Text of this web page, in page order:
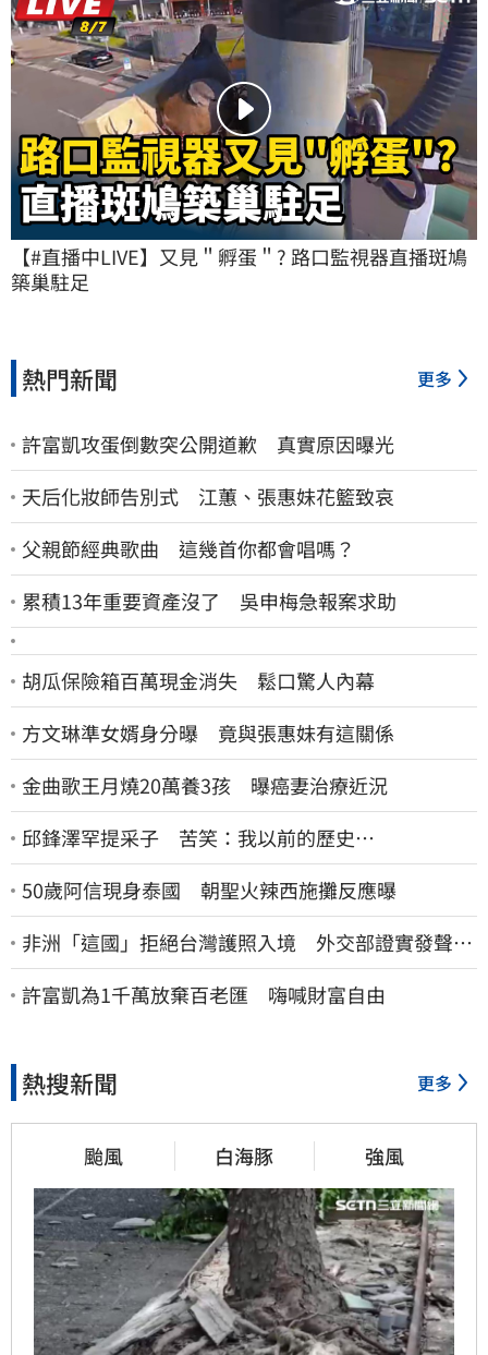
【#直播中LIVE】又見＂孵蛋＂? 路口監視器直播斑鳩
築巢駐足
熱門新聞 更多
許富凱攻蛋倒數突公開道歉 真實原因曝光
天后化妝師告別式 江蕙、張惠妹花籃致哀
父親節經典歌曲 這幾首你都會唱嗎？
累積13年重要資產沒了 吳申梅急報案求助
胡瓜保險箱百萬現金消失 鬆口驚人內幕
方文琳準女婿身分曝 竟與張惠妹有這關係
金曲歌王月燒20萬養3孩 曝癌妻治療近況
邱鋒澤罕提采子 苦笑：我以前的歷史…
50歲阿信現身泰國 朝聖火辣西施攤反應曝
非洲「這國」拒絕台灣護照入境 外交部證實發聲
了：持續交涉聯繫
許富凱為1千萬放棄百老匯 嗨喊財富自由
熱搜新聞 更多
颱風 白海豚 強風